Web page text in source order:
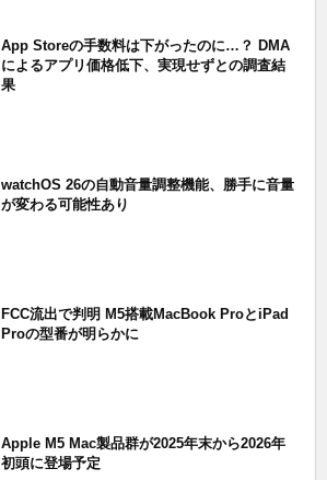
App Storeの手数料は下がったのに…？ DMA
によるアプリ価格低下、実現せずとの調査結
果
watchOS 26の自動音量調整機能、勝手に音量
が変わる可能性あり
FCC流出で判明 M5搭載MacBook ProとiPad
Proの型番が明らかに
Apple M5 Mac製品群が2025年末から2026年
初頭に登場予定